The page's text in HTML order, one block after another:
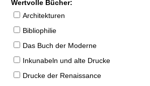
Wertvolle Bücher:
Architekturen
Bibliophilie
Das Buch der Moderne
Inkunabeln und alte Drucke
Drucke der Renaissance